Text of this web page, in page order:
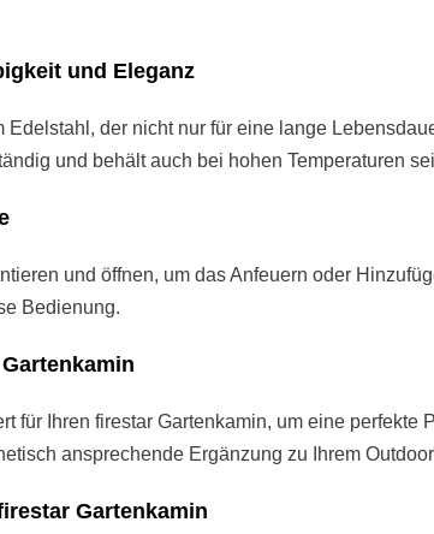
und Eleganz
der nicht nur für eine lange
und behält auch bei hohen Temperaturen
und öffnen, um das Anfeuern oder
Bedienung.
für Ihren firestar Gartenkamin, um eine
ansprechende Ergänzung zu Ihrem
Gartenkamin